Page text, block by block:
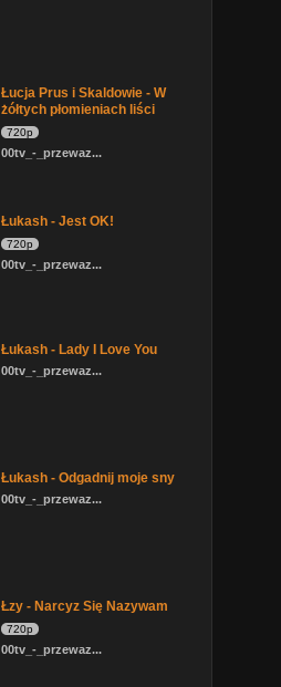
Łucja Prus i Skaldowie - W
żółtych płomieniach liści
720p
00tv_-_przewaz...
Łukash - Jest OK!
720p
00tv_-_przewaz...
Łukash - Lady I Love You
00tv_-_przewaz...
Łukash - Odgadnij moje sny
00tv_-_przewaz...
Łzy - Narcyz Się Nazywam
720p
00tv_-_przewaz...